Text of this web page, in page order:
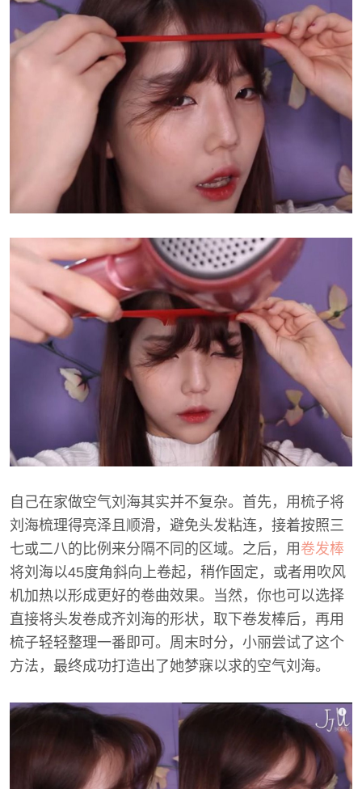
自己在家做空气刘海其实并不复杂。首先，用梳子将
刘海梳理得亮泽且顺滑，避免头发粘连，接着按照三
七或二八的比例来分隔不同的区域。之后，用 卷发棒
将刘海以45度角斜向上卷起，稍作固定，或者用吹风
机加热以形成更好的卷曲效果。当然，你也可以选择
直接将头发卷成齐刘海的形状，取下卷发棒后，再用
梳子轻轻整理一番即可。周末时分，小丽尝试了这个
方法，最终成功打造出了她梦寐以求的空气刘海。